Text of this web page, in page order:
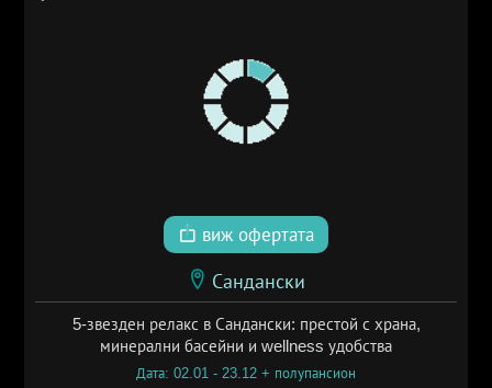
виж офертата
Сандански
5-звезден релакс в Сандански: престой с храна,
минерални басейни и wellness удобства
Дата: 02.01 - 23.12 + полупансион